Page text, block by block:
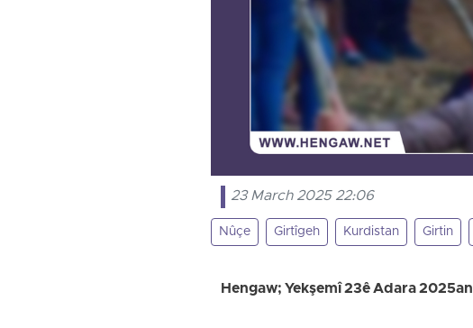
23 March 2025 22:06
Nûçe Girtîgeh Kurdistan Girtin
Hengaw; Yekşemî 23ê Adara 2025an